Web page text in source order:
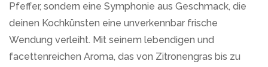
Pfeffer, sondern eine Symphonie aus Geschmack, die
deinen Kochkünsten eine unverkennbar frische
Wendung verleiht. Mit seinem lebendigen und
facettenreichen Aroma, das von Zitronengras bis zu